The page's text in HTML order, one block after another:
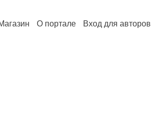
О портале Вход для авторов